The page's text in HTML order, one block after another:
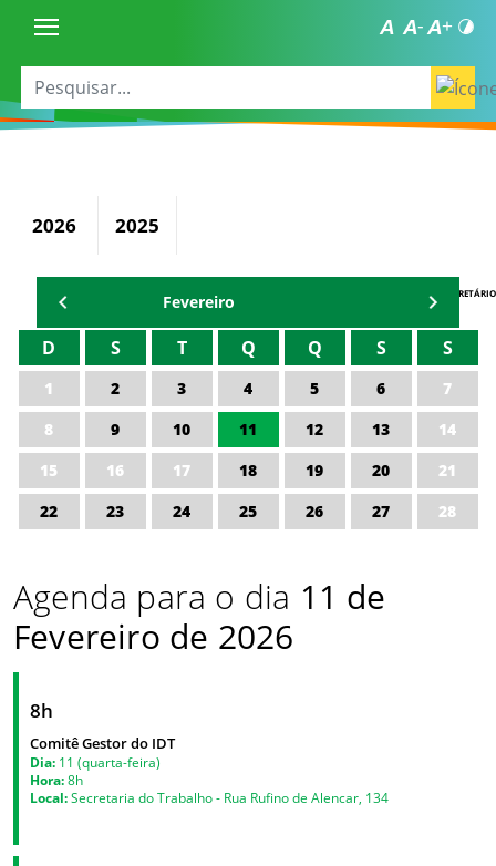
2026 2025
AGENDA DO SECRETÁRIO
Fevereiro
D S T Q Q S S
1 2 3 4 5 6
7
8
9 10 11 12 13
14
15
16 17 18 19 20
21
22
23 24 25 26 27 28
Agenda para o dia 11 de
Fevereiro de 2026
8h
Comitê Gestor do IDT
Dia: 11 (quarta-feira)
Hora:8h
Local:Secretaria do Trabalho - Rua Rufino de Alencar, 134